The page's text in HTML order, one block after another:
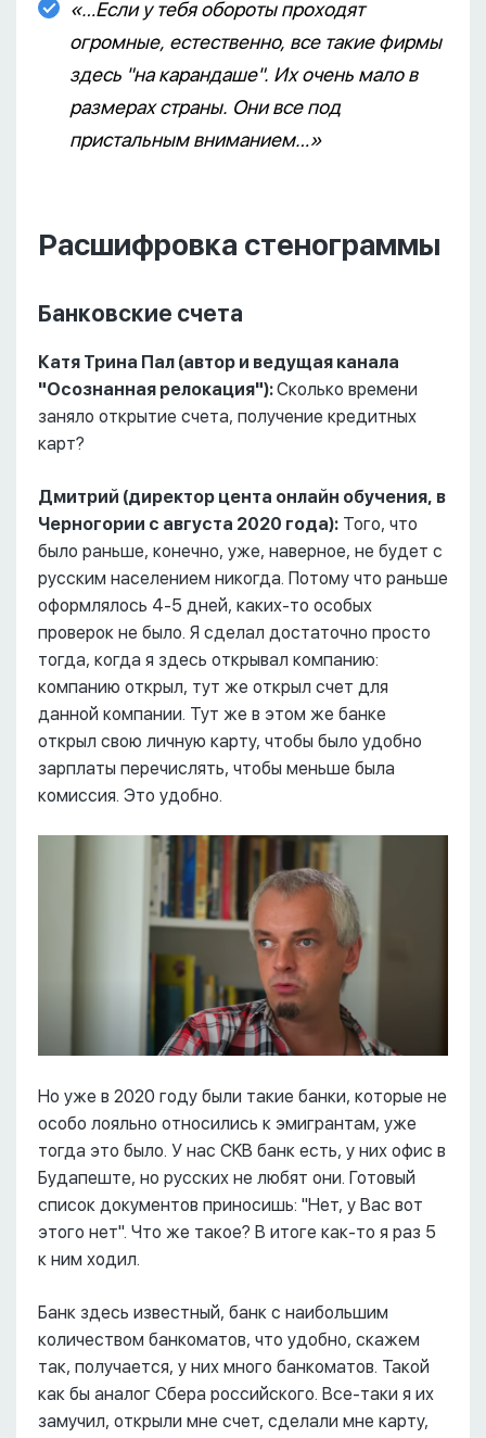
«…Если у тебя обороты проходят
огромные, естественно, все такие фирмы
здесь "на карандаше". Их очень мало в
размерах страны. Они все под
пристальным вниманием…»
Расшифровка стенограммы
Банковские счета
Катя Трина Пал (автор и ведущая канала
"Осознанная релокация"):Сколько времени
заняло открытие счета, получение кредитных
карт?
Дмитрий (директор цента онлайн обучения, в
Черногории с августа 2020 года): Того, что
было раньше, конечно, уже, наверное, не будет с
русским населением никогда. Потому что раньше
оформлялось 4-5 дней, каких-то особых
проверок не было. Я сделал достаточно просто
тогда, когда я здесь открывал компанию:
компанию открыл, тут же открыл счет для
данной компании. Тут же в этом же банке
открыл свою личную карту, чтобы было удобно
зарплаты перечислять, чтобы меньше была
комиссия. Это удобно.
Но уже в 2020 году были такие банки, которые не
особо лояльно относились к эмигрантам, уже
тогда это было. У нас CKB банк есть, у них офис в
Будапеште, но русских не любят они. Готовый
список документов приносишь: "Нет, у Вас вот
этого нет". Что же такое? В итоге как-то я раз 5
к ним ходил.
Банк здесь известный, банк с наибольшим
количеством банкоматов, что удобно, скажем
так, получается, у них много банкоматов. Такой
как бы аналог Сбера российского. Все-таки я их
замучил, открыли мне счет, сделали мне карту,